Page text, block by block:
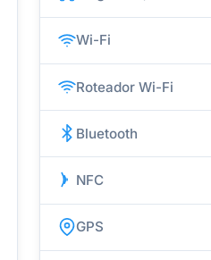
Wi-Fi
Roteador Wi-Fi
Bluetooth
NFC
GPS